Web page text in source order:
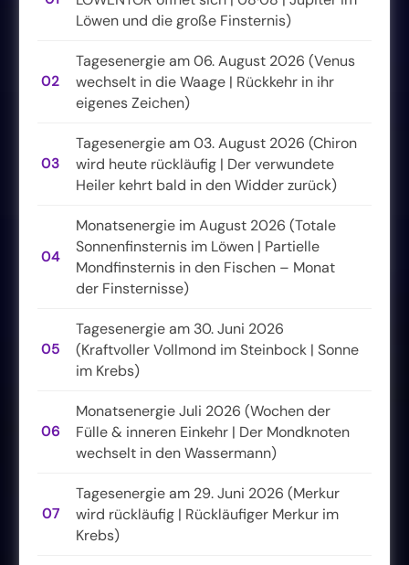
Löwen und die große Finsternis)
02
Tagesenergie am 06. August 2026 (Venus
wechselt in die Waage | Rückkehr in ihr
eigenes Zeichen)
03
Tagesenergie am 03. August 2026 (Chiron
wird heute rückläufig | Der verwundete
Heiler kehrt bald in den Widder zurück)
04
Monatsenergie im August 2026 (Totale
Sonnenfinsternis im Löwen | Partielle
Mondfinsternis in den Fischen – Monat
der Finsternisse)
05
Tagesenergie am 30. Juni 2026
(Kraftvoller Vollmond im Steinbock | Sonne
im Krebs)
06
Monatsenergie Juli 2026 (Wochen der
Fülle & inneren Einkehr | Der Mondknoten
wechselt in den Wassermann)
07
Tagesenergie am 29. Juni 2026 (Merkur
wird rückläufig | Rückläufiger Merkur im
Krebs)